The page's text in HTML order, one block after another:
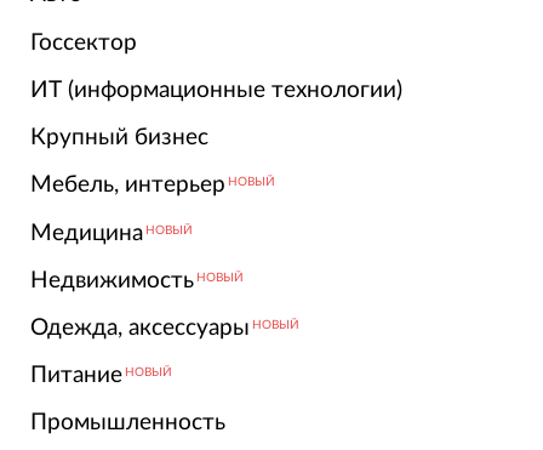
Госсектор
ИТ (информационные технологии)
Крупный бизнес
Мебель, интерьер НОВЫЙ
Медицина НОВЫЙ
Недвижимость НОВЫЙ
Одежда, аксессуары НОВЫЙ
Питание НОВЫЙ
Промышленность